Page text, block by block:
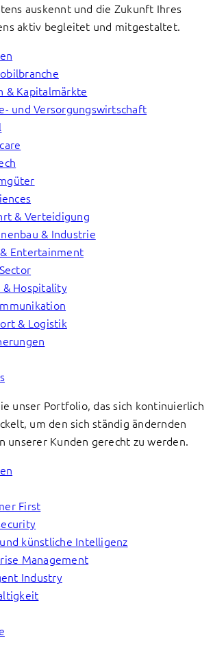
auskennt und die Zukunft Ihres
aktiv begleitet und mitgestaltet.
& Kapitalmärkte
und Versorgungswirtschaft
& Verteidigung
& Industrie
Entertainment
& Hospitality
& Logistik
unser Portfolio, das sich kontinuierlich
um den sich ständig ändernden
unserer Kunden gerecht zu werden.
First
künstliche Intelligenz
Management
Industry